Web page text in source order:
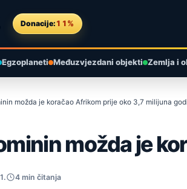
Donacije: 11%
Egzoplaneti Međuzvjezdani objekti Zemlja i
možda je koračao Afrikom prije oko 3,7 milijuna
možda je
4 min čitanja